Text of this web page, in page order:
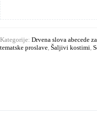
Kategorije: Drvena slova abecede
tematske proslave Šaljivi kostimi